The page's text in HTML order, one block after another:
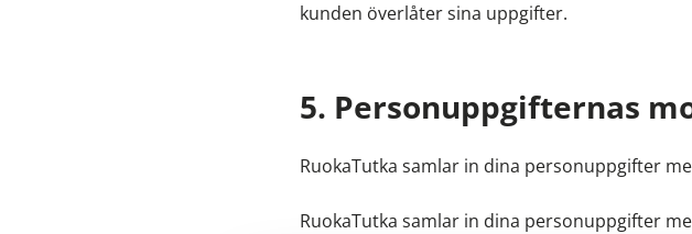
kunden överlåter sina uppgifter.
5. Personuppgifternas
RuokaTutka samlar in dina personuppgifter
RuokaTutka samlar in dina personuppgifter